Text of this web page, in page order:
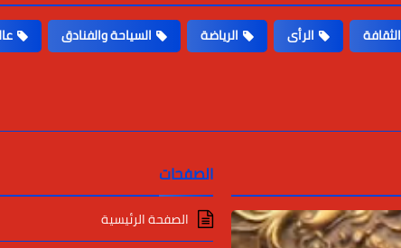
الثقافة الرأى الرياضة السياحة والفنادق
الصفحات
الصفحة الرئيسية